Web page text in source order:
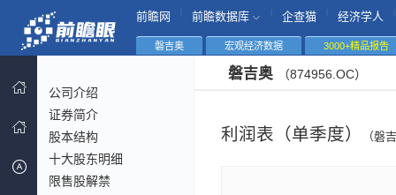
前瞻网 前瞻数据库 企查猫 经济学人
磐吉奥 宏观经济数据 3000+精品报告
公司介绍
证券简介
股本结构
十大股东明细
限售股解禁
磐吉奥 （874956.OC）
利润表（单季度） （磐